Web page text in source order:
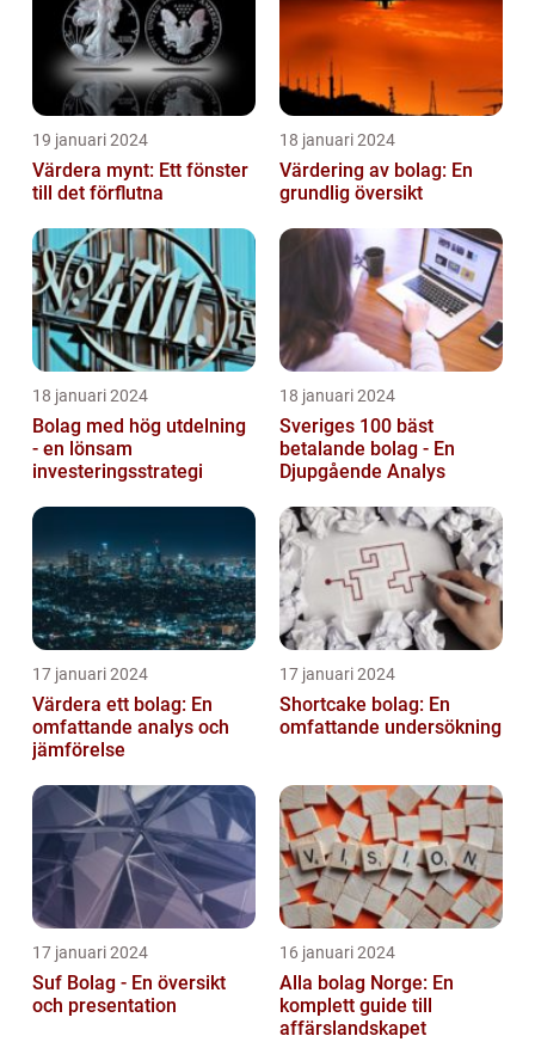
19 januari 2024
Värdera mynt: Ett fönster
till det förflutna
18 januari 2024
Värdering av bolag: En
grundlig översikt
18 januari 2024
Bolag med hög utdelning
- en lönsam
investeringsstrategi
18 januari 2024
Sveriges 100 bäst
betalande bolag - En
Djupgående Analys
17 januari 2024
Värdera ett bolag: En
omfattande analys och
jämförelse
17 januari 2024
Shortcake bolag: En
omfattande undersökning
17 januari 2024
Suf Bolag - En översikt
och presentation
16 januari 2024
Alla bolag Norge: En
komplett guide till
affärslandskapet